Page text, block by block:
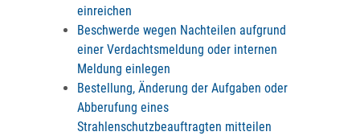
einreichen
Beschwerde wegen Nachteilen aufgrund
einer Verdachtsmeldung oder internen
Meldung einlegen
Bestellung, Änderung der Aufgaben oder
Abberufung eines
Strahlenschutzbeauftragten mitteilen